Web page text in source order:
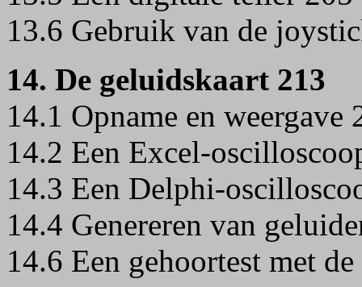
13.6 Gebruik van de
14. De geluidskaart 213
14.1 Opname en weergave
14.2 Een Excel-
14.3 Een Delphi-
14.4 Genereren van
14.6 Een gehoortest met